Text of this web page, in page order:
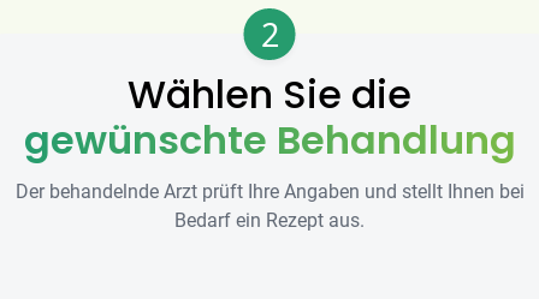
2
Wählen Sie die
gewünschte Behandlung
Der behandelnde Arzt prüft Ihre Angaben und stellt Ihnen bei
Bedarf ein Rezept aus.